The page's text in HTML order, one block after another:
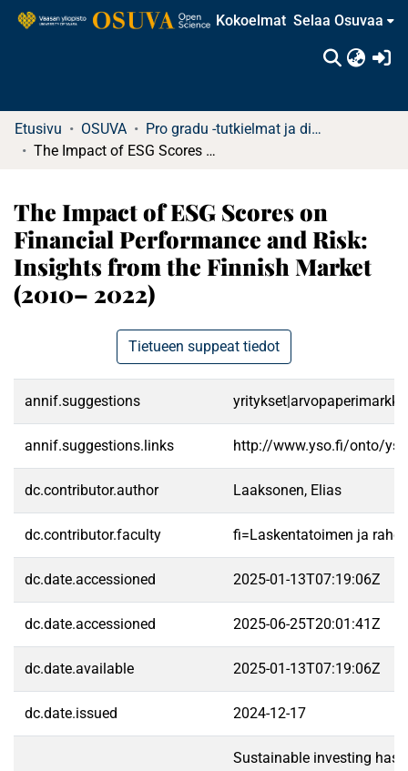
Kokoelmat Selaa Osuvaa
Etusivu OSUVA
Pro gradu -tutkielmat ja diplomityöt (rajattu saatavuus)
The Impact of ESG Scores on Financial Performance and Risk: Insights from the Finnish Market (2010– 2022)
The Impact of ESG Scores on
Financial Performance and Risk:
Insights from the Finnish Market
(2010– 2022)
Tietueen suppeat tiedot
annif.suggestions
annif.suggestions.links http://www.yso.fi/onto/
dc.contributor.author Laaksonen, Elias
dc.contributor.faculty fi=Laskentatoimen ja
dc.date.accessioned 2025-01-13T07:19:06Z
dc.date.accessioned 2025-06-25T20:01:41Z
dc.date.available 2025-01-13T07:19:06Z
dc.date.issued 2024-12-17
Sustainable investing has